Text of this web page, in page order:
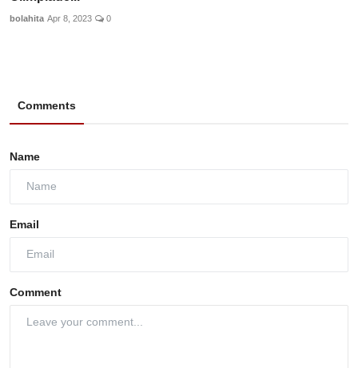
bolahita Apr 8, 2023 0
Comments
Name
Email
Comment